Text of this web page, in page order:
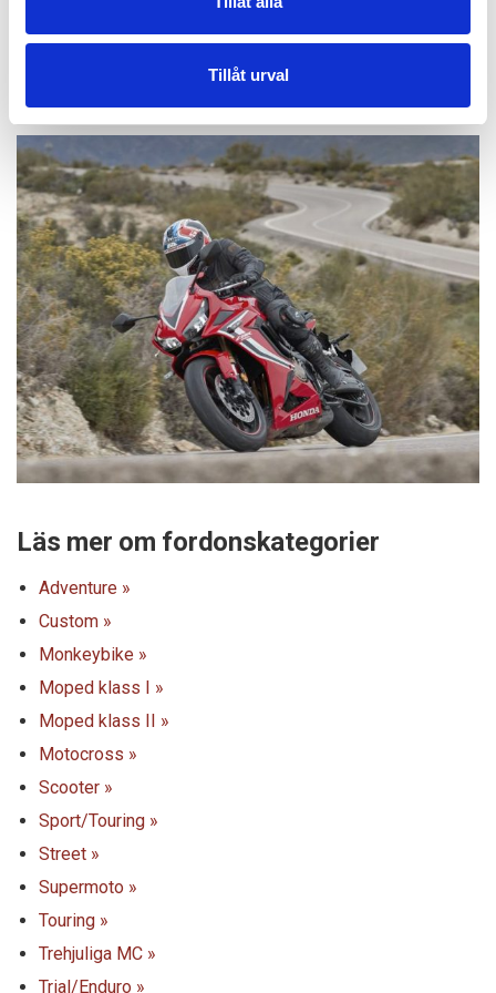
Tillåt urval
Läs mer om fordonskategorier
Adventure »
Custom »
Monkeybike »
Moped klass I »
Moped klass II »
Motocross »
Scooter »
Sport/Touring »
Street »
Supermoto »
Touring »
Trehjuliga MC »
Trial/Enduro »